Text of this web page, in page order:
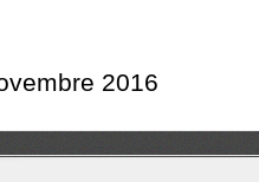
2016